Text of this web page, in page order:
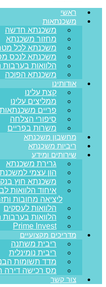
ראשי
משכנתאות
משכנתא חדשה
מחזור משכנתא
משכנתא לכל
משכנתא לנכס
הלוואות בערבות
משכנתא הפוכה
אודותינו
קצת עלינו
ממליצים עלינו
פריים
סיפורי הצלחה
משרות בפריים
מחשבון משכנתא
ריביות משכנתא
שירותים ומידע
גרירת משכנתא
הון עצמי
משכנתא חוץ
איחוד הלוואות
ליציאה מחובות
הלוואות לעסקים
הלוואות בערבות
Prime Invest
מדריכים מקצועיים
ריבית משתנה
ריבית נומינלית
מדד תשומות
מס רכישה דירה
צור קשר